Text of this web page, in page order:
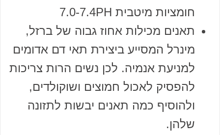
חומציות מיטבית 7.0-7.4PH
תאנים מכילות אחוז גבוה של ברזל,
מינרל המסייע ביצירת תאי דם אדומים
למניעת אנמיה. לכן נשים הרות צריכות
להפסיק לאכול חמוצים ושוקולדים,
ולהוסיף כמה תאנים יבשות לתזונה
שלהן.